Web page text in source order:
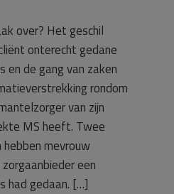
over? Het geschil
onterecht gedane
en de gang van zaken
rondom
van zijn
MS heeft. Twee
mevrouw
een
had gedaan. […]